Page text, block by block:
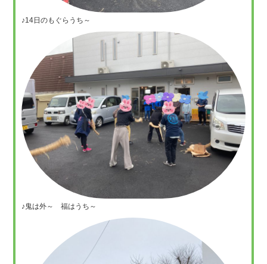
♪14日のもぐらうち～
♪鬼は外～ 福はうち～